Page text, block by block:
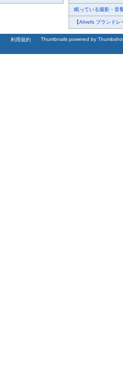
眠っている撮影・音
【Ahrefs ブランド
利用規約 Thumbnails powered by